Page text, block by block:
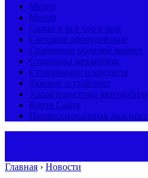
Мозги
Мотор
Салон и все что в нем
Световое оборудование
Сравнение моделей машин
Страницы механиков
Страхование и кредиты
Тюнинг и стайлинг
Характеристики
Карта Сайта
Профессиональная
Главная › Новости